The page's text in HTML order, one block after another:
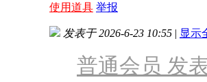
使用道具 举报
发表于 2026-6-23 10:55 | 显示
普通会员 发